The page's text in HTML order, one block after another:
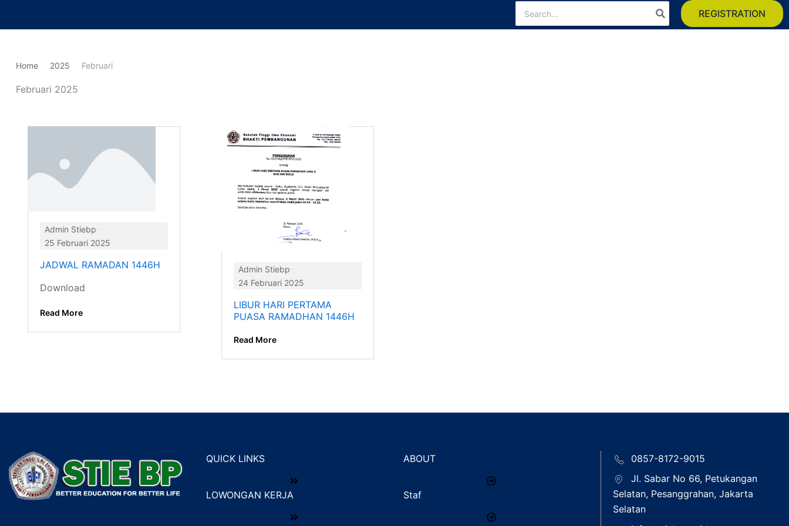
for:
REGISTRATION
Home 2025 Februari
Februari 2025
Admin Stiebp
25 Februari 2025
JADWAL RAMADAN 1446H
Download
Read More
Admin Stiebp
24 Februari 2025
LIBUR HARI PERTAMA
PUASA RAMADHAN 1446H
Read More
QUICK LINKS
LOWONGAN KERJA
ABOUT
Staf
0857-8172-9015
Jl. Sabar No 66, Petukangan
Selatan, Pesanggrahan, Jakarta
Selatan